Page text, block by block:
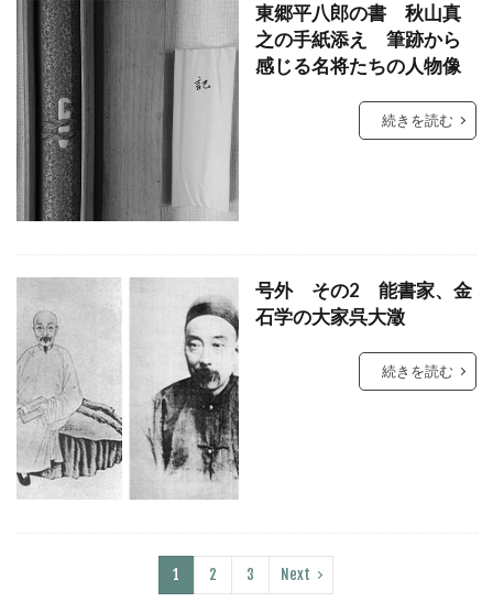
東郷平八郎の書 秋山真
之の手紙添え 筆跡から
感じる名将たちの人物像
続きを読む
号外 その2 能書家、金
石学の大家呉大澂
続きを読む
1 2 3 Next